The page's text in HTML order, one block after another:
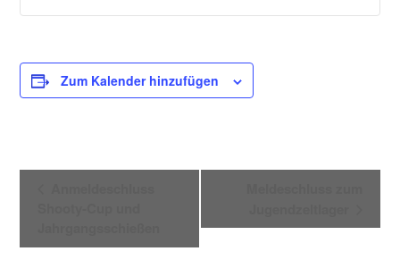
Zum Kalender hinzufügen
a